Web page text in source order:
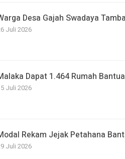
Desa Gajah Swadaya
Juli 2026
Dapat 1.464 Rumah
Juli 2026
Rekam Jejak Petahana
Juli 2026